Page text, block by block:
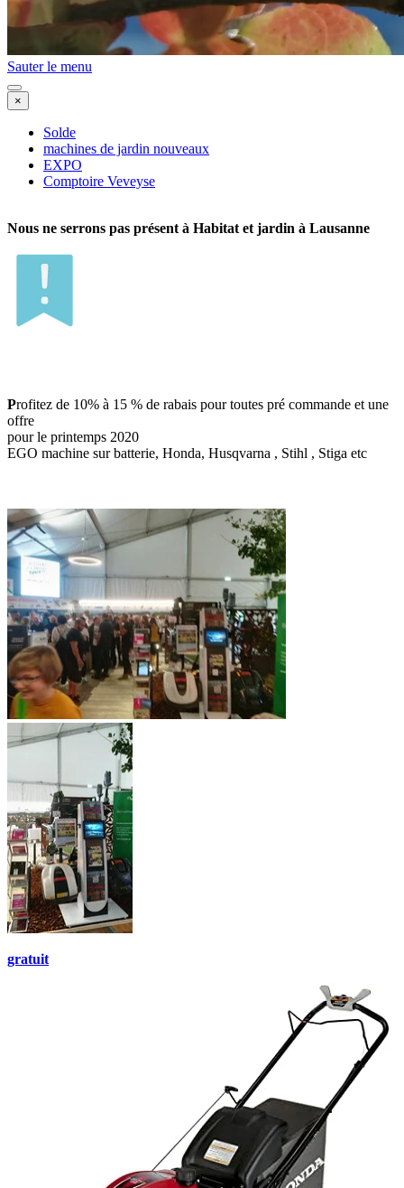
Sauter le menu
×
Solde
machines de jardin nouveaux
EXPO
Comptoire Veveyse
Nous ne serrons pas présent à Habitat et jardin à Lausanne
Profitez de 10% à 15 % de rabais pour toutes pré commande et une
offre
pour le printemps 2020
EGO machine sur batterie, Honda, Husqvarna , Stihl , Stiga etc
gratuit